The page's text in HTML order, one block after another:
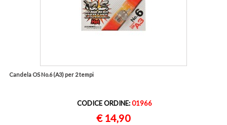
Candela OS No.6 (A3) per 2 tempi
CODICE ORDINE:01966
€ 14,90